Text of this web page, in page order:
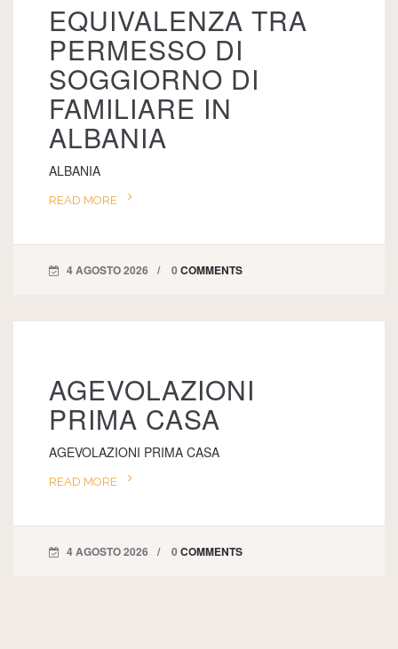
EQUIVALENZA TRA
PERMESSO DI
SOGGIORNO DI
FAMILIARE IN
ALBANIA
ALBANIA
READ MORE
4 AGOSTO 2026 0 COMMENTS
AGEVOLAZIONI
PRIMA CASA
AGEVOLAZIONI PRIMA CASA
READ MORE
4 AGOSTO 2026 0 COMMENTS